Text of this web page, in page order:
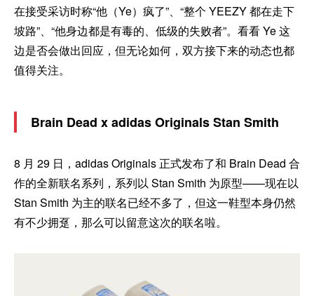
在接受采访时称“他（Ye）疯了”、“整个 YEEZY 都在走下
坡路”、“他身边都是有毒的、低级的失败者”。看看 Ye 这
边是否会做出回应，但无论如何，双方接下来的动态也都
值得关注。
Brain Dead x adidas Originals Stan Smith
8 月 29 日，adidas Originals 正式发布了和 Brain Dead 合
作的全新联名系列，系列以 Stan Smith 为原型——现在以
Stan Smith 为主的联名已经不多了，但这一鞋型本身仍然
有不少拥趸，那么可以留意这次的联名啦。